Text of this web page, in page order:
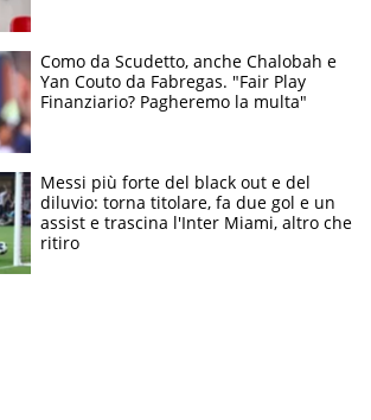
Como da Scudetto, anche Chalobah e
Yan Couto da Fabregas. "Fair Play
Finanziario? Pagheremo la multa"
Messi più forte del black out e del
diluvio: torna titolare, fa due gol e un
assist e trascina l'Inter Miami, altro che
ritiro